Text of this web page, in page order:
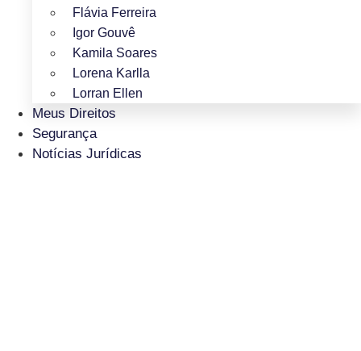
Flávia Ferreira
Igor Gouvê
Kamila Soares
Lorena Karlla
Lorran Ellen
Meus Direitos
Segurança
Notícias Jurídicas